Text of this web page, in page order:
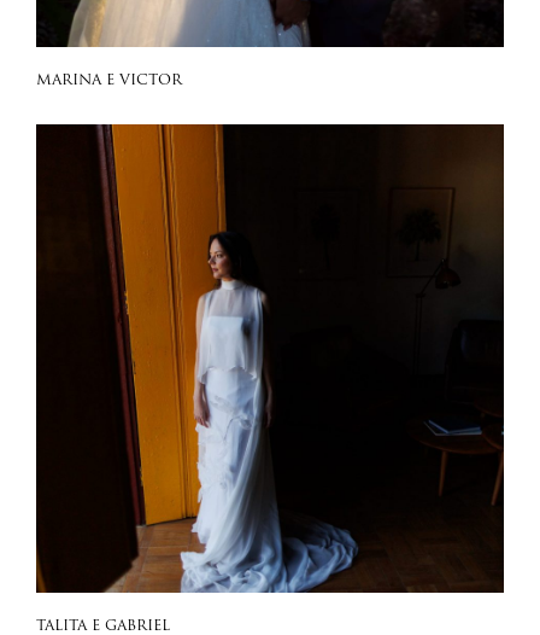
MARINA E VICTOR
TALITA E GABRIEL